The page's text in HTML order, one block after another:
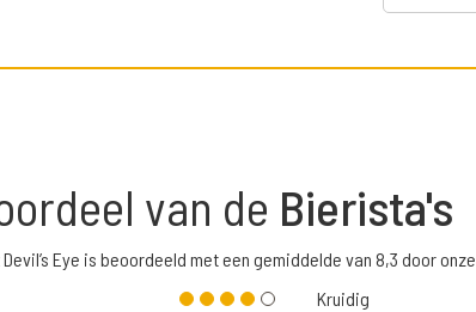
van de Bierista's
Devil’s Eye is beoordeeld met een gemiddelde van 8,3 door onze
Kruidig